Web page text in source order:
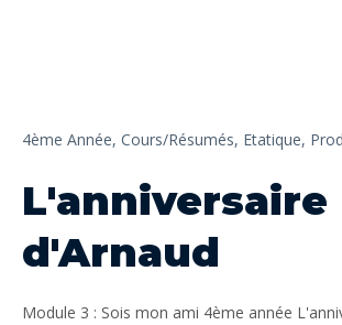
4ème Année, Cours/Résumés, Etatique,
L'anniversaire
d'Arnaud
Module 3 : Sois mon ami 4ème année